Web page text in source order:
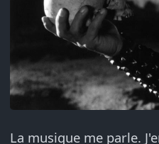
La musique me parle.